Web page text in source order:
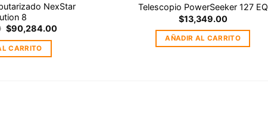
NexStar
8
Original
price
was:
$151,435.00.
$90,284.00Current
CARRITO
Telescopio PowerSeeker 127 EQ
$13,349.00
AÑADIR AL CARRITO